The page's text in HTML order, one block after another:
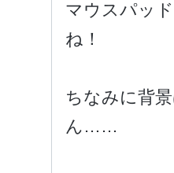
マウスパッ
ね！
ちなみに背
ん……